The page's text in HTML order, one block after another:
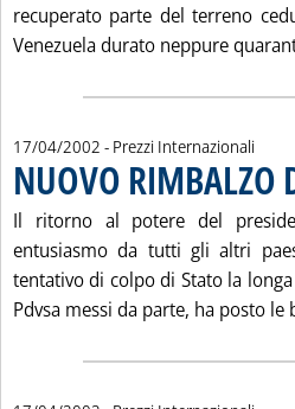
recuperato parte del terreno
Venezuela durato neppure
17/04/2002 - Prezzi Internazionali
NUOVO RIMBALZO
Il ritorno al potere del
entusiasmo da tutti gli altri
tentativo di colpo di Stato la
Pdvsa messi da parte, ha posto le